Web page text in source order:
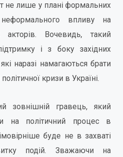
не лише у плані формальних
впливу на
акторів. Вочевидь, такий
і з боку західних
наразі намагаються брати
кризи в Україні.
зовнішній гравець, який
на політичний процес в
буде не в захваті
подій. Зважаючи на